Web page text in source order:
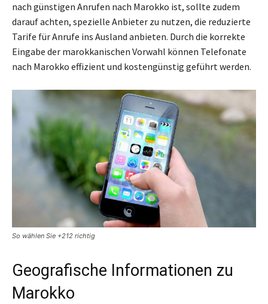
nach günstigen Anrufen nach Marokko ist, sollte zudem
darauf achten, spezielle Anbieter zu nutzen, die reduzierte
Tarife für Anrufe ins Ausland anbieten. Durch die korrekte
Eingabe der marokkanischen Vorwahl können Telefonate
nach Marokko effizient und kostengünstig geführt werden.
So wählen Sie +212 richtig
Geografische Informationen zu
Marokko